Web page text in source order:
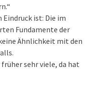
ist: Die im
Fundamente der
Ähnlichkeit mit den
sehr viele, da hat